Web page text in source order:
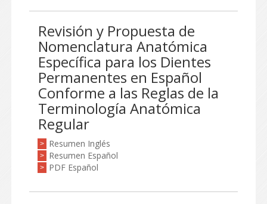
Revisión y Propuesta de
Nomenclatura Anatómica
Específica para los Dientes
Permanentes en Español
Conforme a las Reglas de la
Terminología Anatómica
Regular
> Resumen Inglés
> Resumen Español
> PDF Español